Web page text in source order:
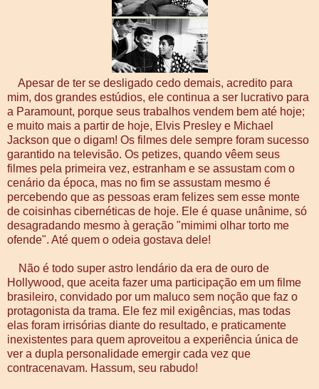
Apesar de ter se desligado cedo demais, acredito para
mim, dos grandes estúdios, ele continua a ser lucrativo para
a Paramount, porque seus trabalhos vendem bem até hoje;
e muito mais a partir de hoje, Elvis Presley e Michael
Jackson que o digam! Os filmes dele sempre foram sucesso
garantido na televisão. Os petizes, quando vêem seus
filmes pela primeira vez, estranham e se assustam com o
cenário da época, mas no fim se assustam mesmo é
percebendo que as pessoas eram felizes sem esse monte
de coisinhas cibernéticas de hoje. Ele é quase unânime, só
desagradando mesmo à geração "mimimi olhar torto me
ofende". Até quem o odeia gostava dele!
Não é todo super astro lendário da era de ouro de
Hollywood, que aceita fazer uma participação em um filme
brasileiro, convidado por um maluco sem noção que faz o
protagonista da trama. Ele fez mil exigências, mas todas
elas foram irrisórias diante do resultado, e praticamente
inexistentes para quem aproveitou a experiência única de
ver a dupla personalidade emergir cada vez que
contracenavam. Hassum, seu rabudo!